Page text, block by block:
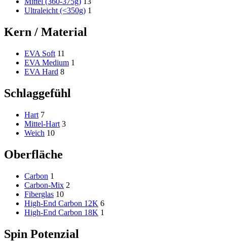
Ultraleicht (<350g) 1
Kern / Material
EVA Soft 11
EVA Medium 1
EVA Hard 8
Schlaggefühl
Hart 7
Mittel-Hart 3
Weich 10
Oberfläche
Carbon 1
Carbon-Mix 2
Fiberglas 10
High-End Carbon 12K 6
High-End Carbon 18K 1
Spin Potenzial